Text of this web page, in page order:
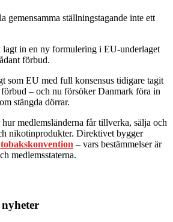
gemensamma ställningstagande inte ett
lagt in en ny formulering i EU-underlaget
förbud.
som EU med full konsensus tidigare tagit
– och nu försöker Danmark föra in
stängda dörrar.
medlemsländerna får tillverka, sälja och
nikotinprodukter. Direktivet bygger
– vars bestämmelser är
medlemsstaterna.